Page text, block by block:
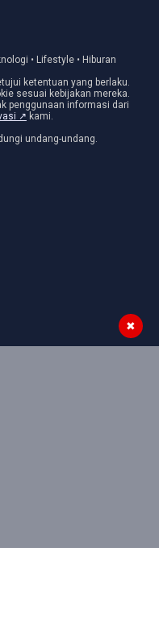
• Lifestyle • Hiburan
ketentuan yang berlaku.
sesuai kebijakan mereka.
penggunaan informasi dari
↗ kami.
undang-undang.
✖